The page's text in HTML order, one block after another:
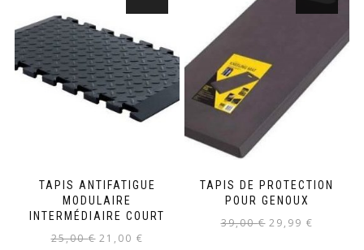
TAPIS ANTIFATIGUE
MODULAIRE
INTERMÉDIAIRE COURT
25,00€ 21,00 €
TAPIS DE PROTECTION
POUR GENOUX
39,00€ 29,99 €